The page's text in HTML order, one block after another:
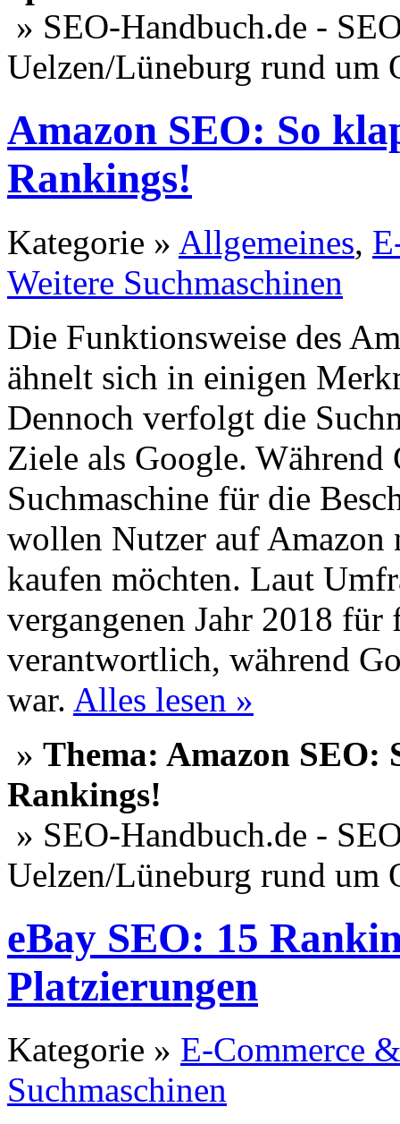
» SEO-Handbuch.de -
Uelzen/Lüneburg rund
Amazon SEO: So
Rankings!
Kategorie » Allgemeines,
Weitere Suchmaschinen
Die Funktionsweise des
ähnelt sich in einigen
Dennoch verfolgt die
Ziele als Google. Während
Suchmaschine für die
wollen Nutzer auf Amazon
kaufen möchten. Laut
vergangenen Jahr 2018
verantwortlich, während
war. Alles lesen »
» Thema: Amazon SEO:
Rankings!
» SEO-Handbuch.de -
Uelzen/Lüneburg rund
eBay SEO: 15
Platzierungen
Kategorie » E-Commerce
Suchmaschinen